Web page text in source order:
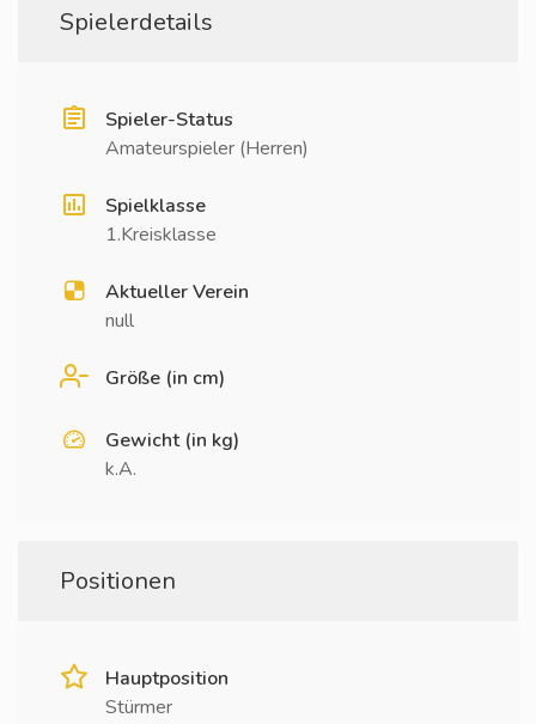
Spielerdetails
Spieler-Status
Amateurspieler (Herren)
Spielklasse
1.Kreisklasse
Aktueller Verein
null
Größe (in cm)
Gewicht (in kg)
k.A.
Positionen
Hauptposition
Stürmer